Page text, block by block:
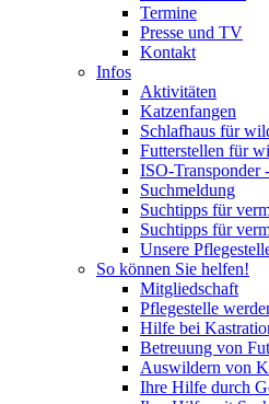
Termine
Presse und TV
Kontakt
Infos
Aktivitäten
Katzenfangen
Schlafhaus für
Futterstellen für
ISO-Transponder
Suchmeldung
Suchtipps für
Suchtipps für
Unsere
So können Sie helfen!
Mitgliedschaft
Pflegestelle
Hilfe bei
Betreuung von
Auswildern von
Ihre Hilfe durch